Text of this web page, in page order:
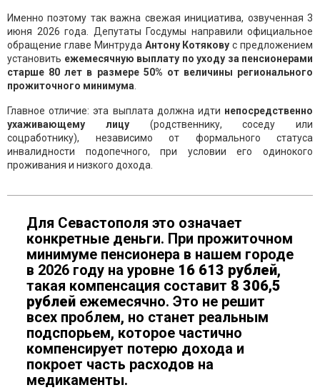
Именно поэтому так важна свежая инициатива, озвученная 3
июня 2026 года. Депутаты Госдумы направили официальное
обращение главе Минтруда Антону Котякову с предложением
установить ежемесячную выплату по уходу за пенсионерами
старше 80 лет в размере 50% от величины регионального
прожиточного минимума.
Главное отличие: эта выплата должна идти непосредственно
ухаживающему лицу(родственнику, соседу или
соцработнику), независимо от формального статуса
инвалидности подопечного, при условии его одинокого
проживания и низкого дохода.
Для Севастополя это означает
конкретные деньги. При прожиточном
минимуме пенсионера в нашем городе
в 2026 году на уровне 16 613 рублей,
такая компенсация составит 8 306,5
рублей ежемесячно. Это не решит
всех проблем, но станет реальным
подспорьем, которое частично
компенсирует потерю дохода и
покроет часть расходов на
медикаменты.